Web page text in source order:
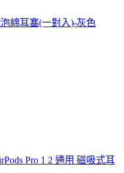
綿耳塞(一對入)-灰色
Pro 1 2 通用 磁吸式耳